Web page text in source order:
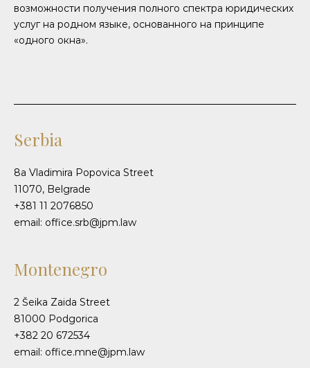
возможности получения полного спектра юридических
услуг на родном языке, основанного на принципе
«одного окна».
Serbia
8a Vladimira Popovica Street
11070, Belgrade
+381 11 2076850
email: office.srb@jpm.law
Montenegro
2 Šeika Zaida Street
81000 Podgorica
+382 20 672534
email: office.mne@jpm.law